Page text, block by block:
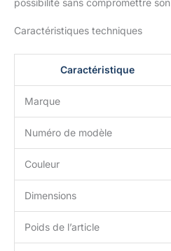
Caractéristiques techniques
Caractéristique
Marque
Numéro de modèle
Couleur
Dimensions
Poids de l’article